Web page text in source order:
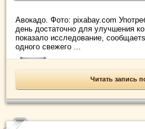
Авокадо. Фото: pixabay.com
день достаточно для улучшения
показало исследование,
одного свежего ...
Читать запись